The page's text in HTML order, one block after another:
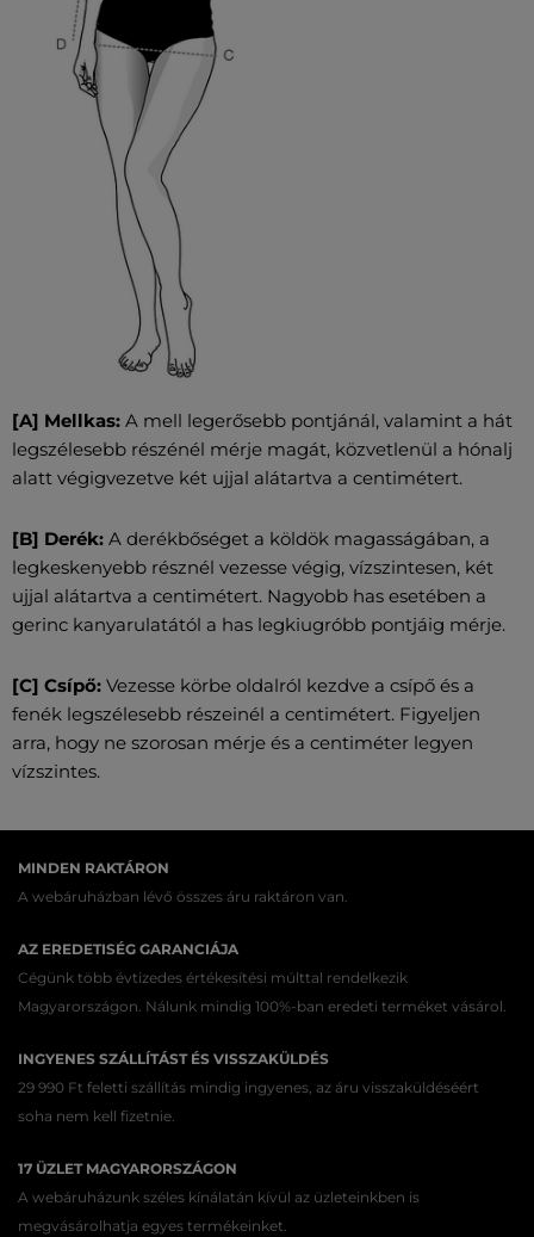
[A] Mellkas: A mell legerősebb pontjánál, valamint a hát
legszélesebb részénél mérje magát, közvetlenül a hónalj
alatt végigvezetve két ujjal alátartva a centimétert.
[B] Derék: A derékbőséget a köldök magasságában, a
legkeskenyebb résznél vezesse végig, vízszintesen, két
ujjal alátartva a centimétert. Nagyobb has esetében a
gerinc kanyarulatától a has legkiugróbb pontjáig mérje.
[C] Csípő: Vezesse körbe oldalról kezdve a csípő és a
fenék legszélesebb részeinél a centimétert. Figyeljen
arra, hogy ne szorosan mérje és a centiméter legyen
vízszintes.
MINDEN RAKTÁRON
A webáruházban lévő összes áru raktáron van.
AZ EREDETISÉG GARANCIÁJA
Cégünk több évtizedes értékesítési múlttal rendelkezik
Magyarországon. Nálunk mindig 100%-ban eredeti terméket vásárol.
INGYENES SZÁLLÍTÁST ÉS VISSZAKÜLDÉS
29 990 Ft feletti szállítás mindig ingyenes, az áru visszaküldéséért
soha nem kell fizetnie.
17 ÜZLET MAGYARORSZÁGON
A webáruházunk széles kínálatán kívül az üzleteinkben is
megvásárolhatja egyes termékeinket.